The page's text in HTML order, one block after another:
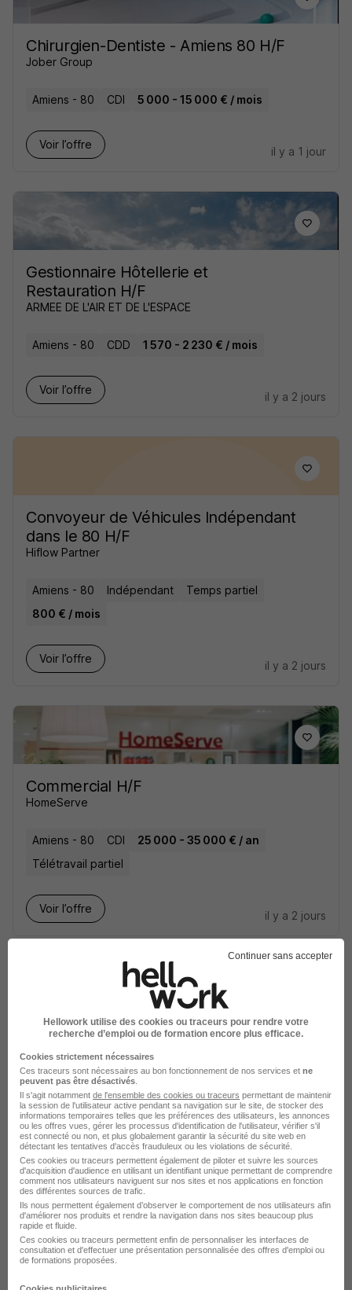
Chirurgien-Dentiste - Amiens 80 H/F
Jober Group
Amiens - 80 CDI 5 000 - 15 000 € / mois
Voir l’offre
il y a 1 jour
Gestionnaire Hôtellerie et
Restauration H/F
ARMEE DE L'AIR ET DE L'ESPACE
Amiens - 80 CDD 1 570 - 2 230 € / mois
Voir l’offre
il y a 2 jours
Convoyeur de Véhicules Indépendant
dans le 80 H/F
Hiflow Partner
Amiens - 80 Indépendant
Temps partiel
800 € / mois
Voir l’offre
il y a 2 jours
Commercial H/F
HomeServe
Amiens - 80 CDI
25 000 - 35 000 € / an
Télétravail partiel
Voir l’offre
il y a 2 jours
Moniteur Simulateur de Vol H/F
ARMEE DE L'AIR ET DE L'ESPACE
Amiens - 80 CDD 1 570 - 2 230 € / mois 4 mois
Voir l’offre
il y a 2 jours
Soyez l'un des premiers à postuler
Infirmier de Prélèvement - Amiens
Continuer sans accepter
Hellowork utilise des cookies ou traceurs pour rendre votre
recherche d’emploi ou de formation encore plus efficace.
Cookies strictement nécessaires
Ces traceurs sont nécessaires au bon fonctionnement de nos services et ne
peuvent pas être désactivés
Il s'agit notamment de l'ensemble des cookies ou traceurs permettant de maintenir
la session de l'utilisateur active pendant sa navigation sur le site, de stocker des
informations temporaires telles que les préférences des utilisateurs, les annonces
ou les offres vues, gérer les processus d'identification de l'utilisateur, vérifier s'il
est connecté ou non, et plus globalement garantir la sécurité du site web en
détectant les tentatives d'accès frauduleux ou les violations de sécurité.
Ces cookies ou traceurs permettent également de piloter et suivre les sources
d'acquisition d'audience en utilisant un identifiant unique permettant de comprendre
comment nos utilisateurs naviguent sur nos sites et nos applications en fonction
des différentes sources de trafic.
Ils nous permettent également d’observer le comportement de nos utilisateurs afin
d'améliorer nos produits et rendre la navigation dans nos sites beaucoup plus
rapide et fluide.
Ces cookies ou traceurs permettent enfin de personnaliser les interfaces de
consultation et d'effectuer une présentation personnalisée des offres d'emploi ou
de formations proposées.